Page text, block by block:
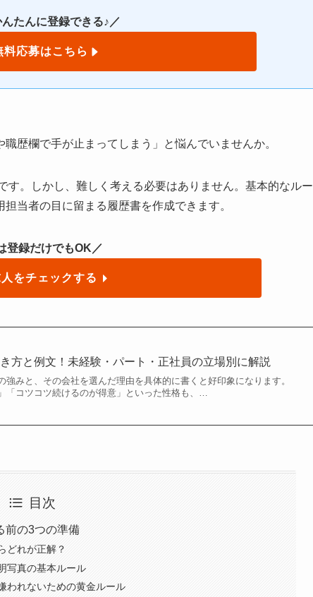
たんに登録できる♪／
応募はこちら
歴欄で手が止まってしまう」と悩んでいませんか。
す。しかし、難しく考える必要はありません。基本的なルー
当者の目に留まる履歴書を作成できます。
登録だけでもOK／
をチェックする
方と例文！未経験・パート・正社員の立場別に解説
強みと、その会社を選んだ理由を具体的に書くと好印象になります。
「コツコツ続けるのが得意」といった性格も、…
目次
前の3つの準備
どれが正解？
写真の基本ルール
われないための黄金ルール